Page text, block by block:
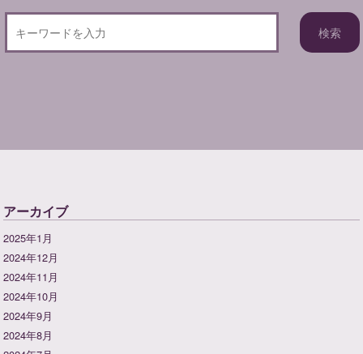
アーカイブ
2025年1月
2024年12月
2024年11月
2024年10月
2024年9月
2024年8月